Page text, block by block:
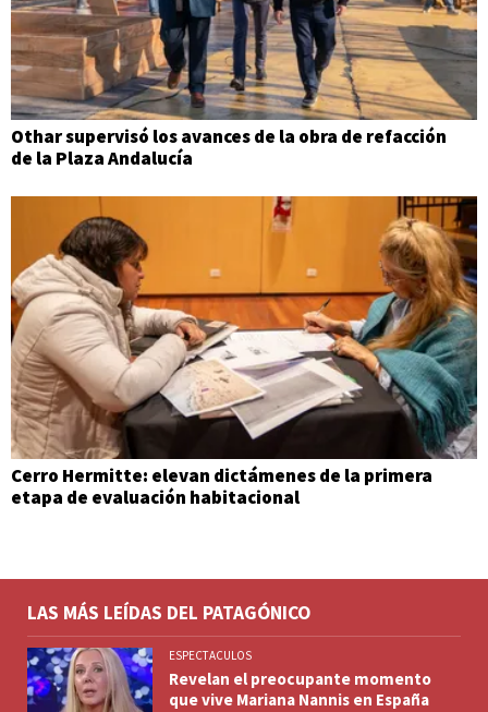
Othar supervisó los avances de la obra de refacción
de la Plaza Andalucía
Cerro Hermitte: elevan dictámenes de la primera
etapa de evaluación habitacional
LAS MÁS LEÍDAS DEL PATAGÓNICO
ESPECTACULOS
Revelan el preocupante momento
que vive Mariana Nannis en España